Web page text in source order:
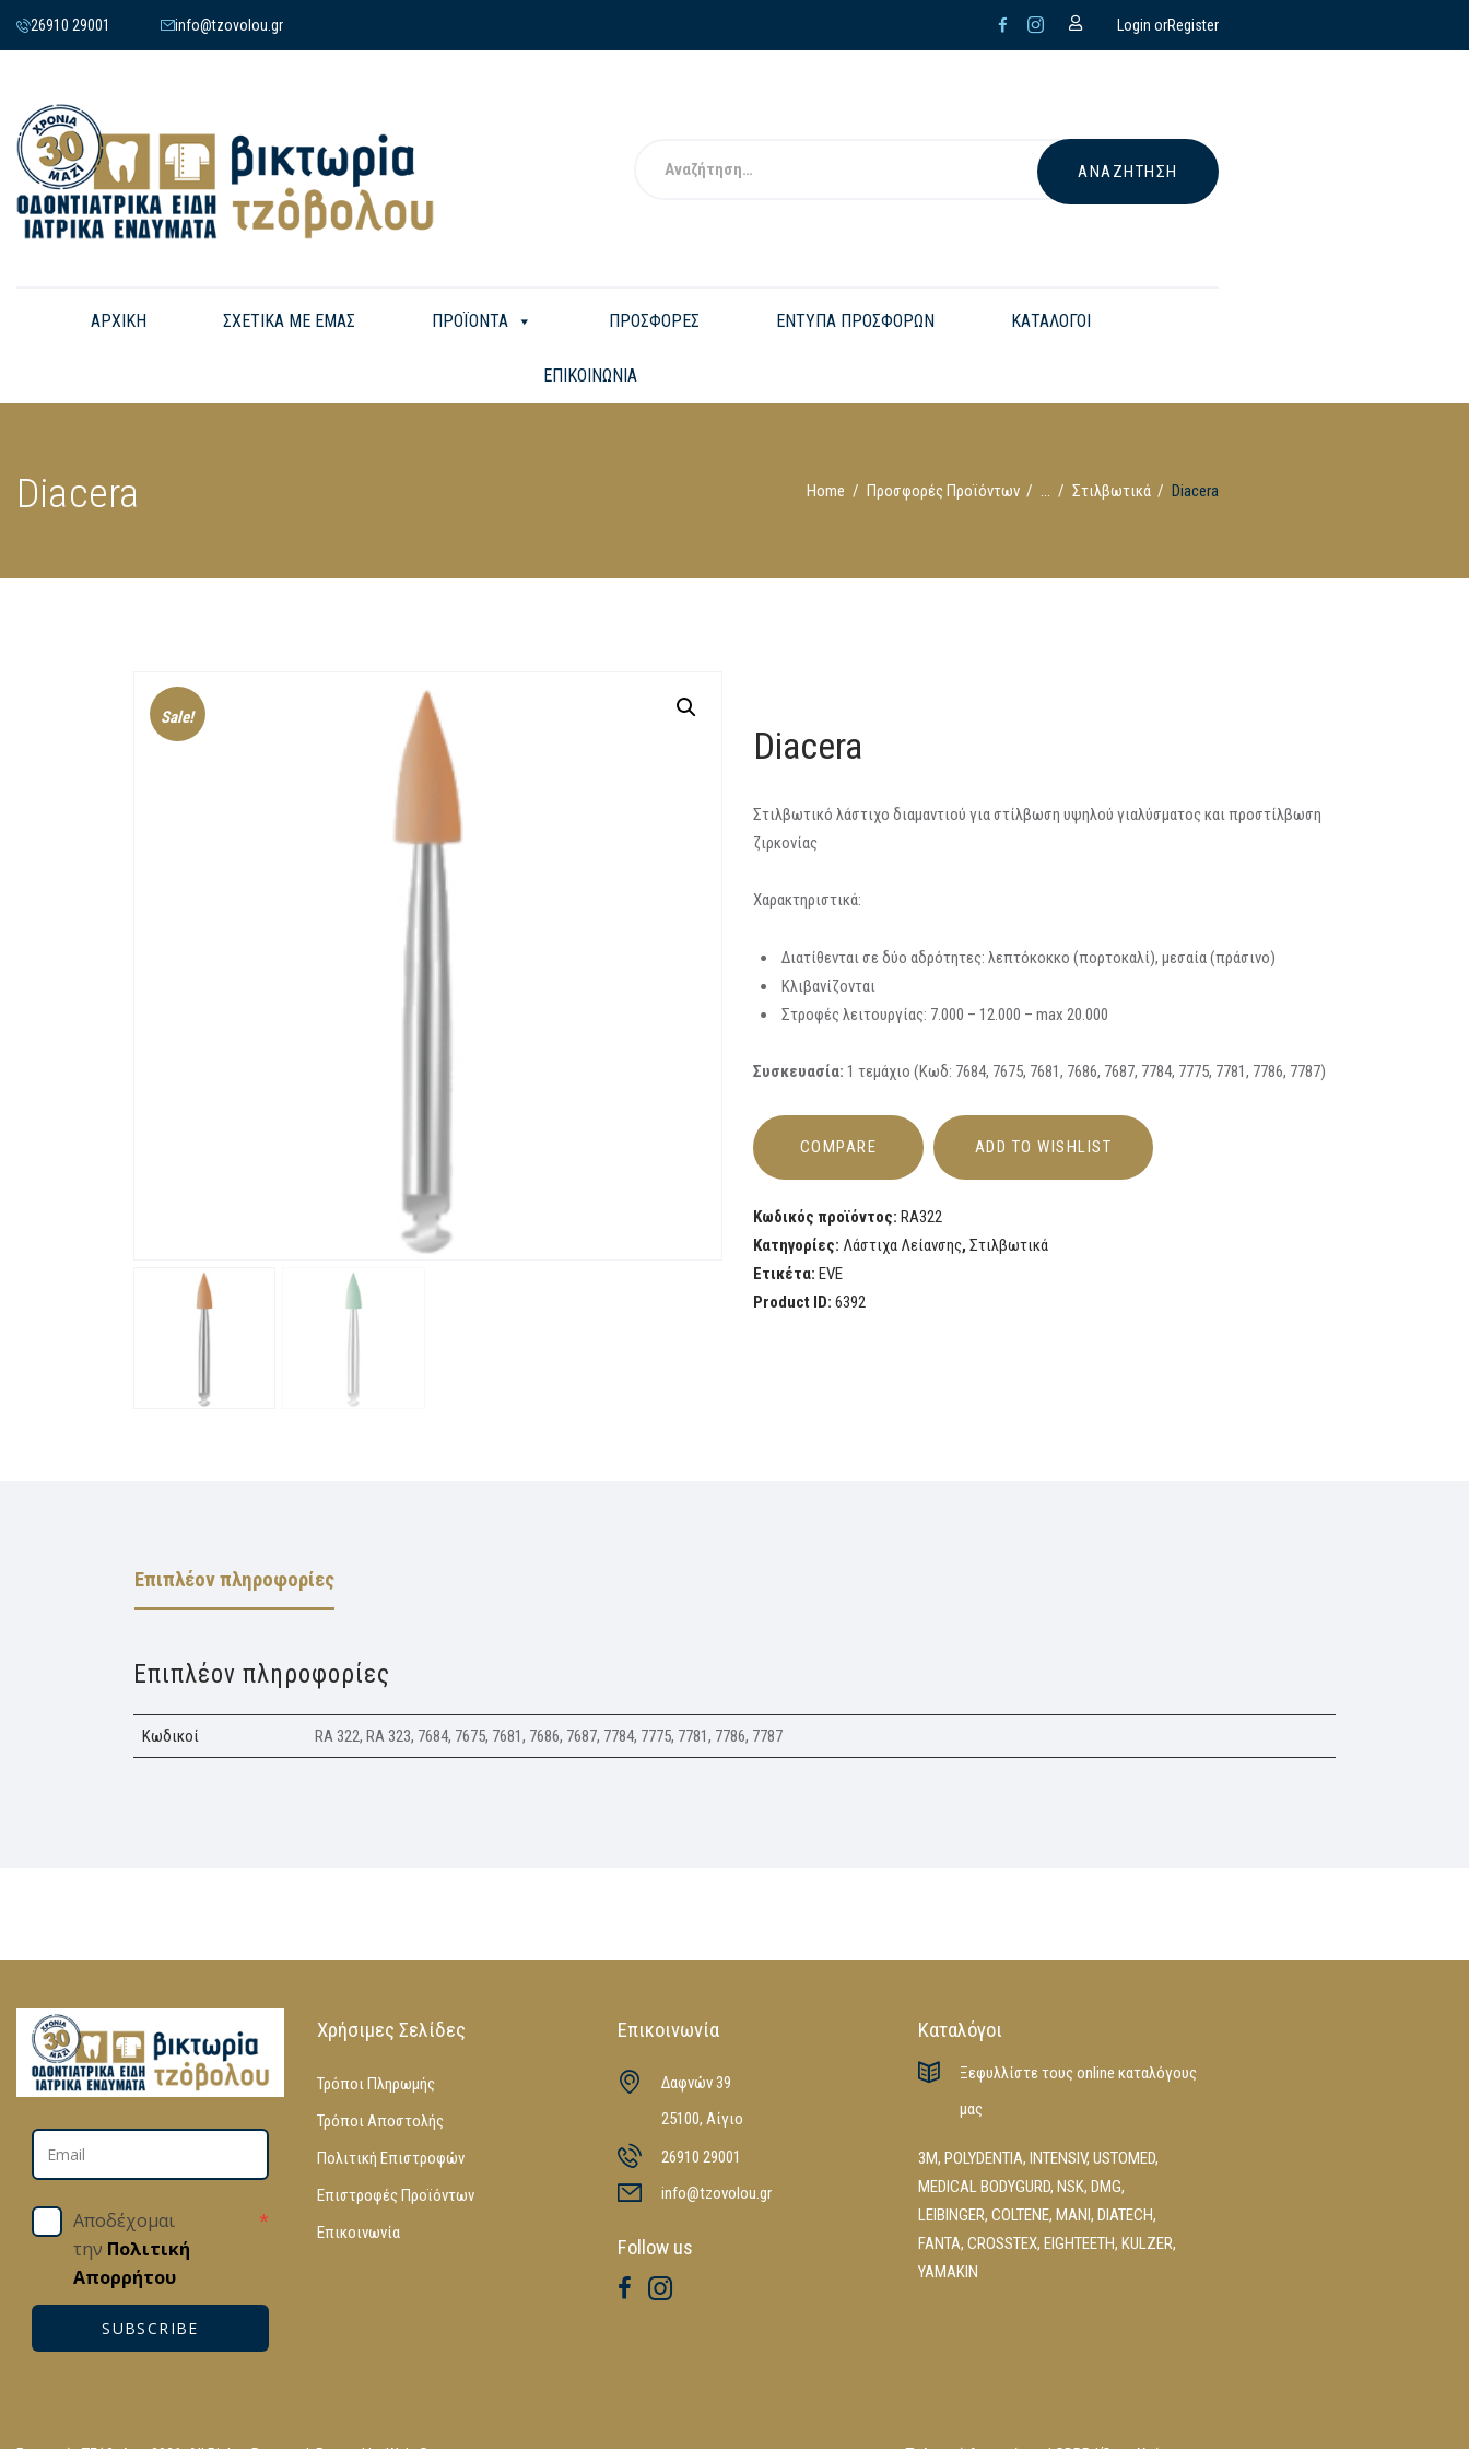
26910 29001 info@tzovolou.gr Login orRegister
ΑΡΧΙΚΗ ΣΧΕΤΙΚΑ ΜΕ ΕΜΑΣ ΠΡΟΪΟΝΤΑ ΠΡΟΣΦΟΡΕΣ ΕΝΤΥΠΑ ΠΡΟΣΦΟΡΩΝ ΚΑΤΑΛΟΓΟΙ
ΕΠΙΚΟΙΝΩΝΙΑ
Diacera Home Προσφορές Προϊόντων ... Στιλβωτικά Diacera
Sale!
Diacera
Στιλβωτικό λάστιχο διαμαντιού για στίλβωση υψηλού γιαλύσματος και προστίλβωση
ζιρκονίας
Χαρακτηριστικά:
Διατίθενται σε δύο αδρότητες: λεπτόκοκκο (πορτοκαλί), μεσαία (πράσινο)
Κλιβανίζονται
Στροφές λειτουργίας: 7.000 – 12.000 – max 20.000
Συσκευασία: 1 τεμάχιο (Κωδ: 7684, 7675, 7681, 7686, 7687, 7784, 7775, 7781, 7786, 7787)
COMPARE ADD TO WISHLIST
Κωδικός προϊόντος:RA322
Κατηγορίες: Λάστιχα Λείανσης,Στιλβωτικά
Ετικέτα:EVE
Product ID:6392
Επιπλέον πληροφορίες
Επιπλέον πληροφορίες
Κωδικοί RA 322, RA 323, 7684, 7675, 7681, 7686, 7687, 7784, 7775, 7781, 7786, 7787
Αποδέχομαι
την Πολιτική
Απορρήτου
*
SUBSCRIBE
Χρήσιμες Σελίδες
Τρόποι Πληρωμής
Τρόποι Αποστολής
Πολιτική Επιστροφών
Επιστροφές Προϊόντων
Επικοινωνία
Επικοινωνία
Δαφνών 39
25100, Αίγιο
26910 29001
info@tzovolou.gr
Follow us
Καταλόγοι
Ξεφυλλίστε τους online καταλόγους
μας
3M, POLYDENTIA, INTENSIV, USTOMED,
MEDICAL BODYGURD, NSK, DMG,
LEIBINGER, COLTENE, MANI, DIATECH,
FANTA, CROSSTEX, EIGHTEETH, KULZER,
YAMAKIN